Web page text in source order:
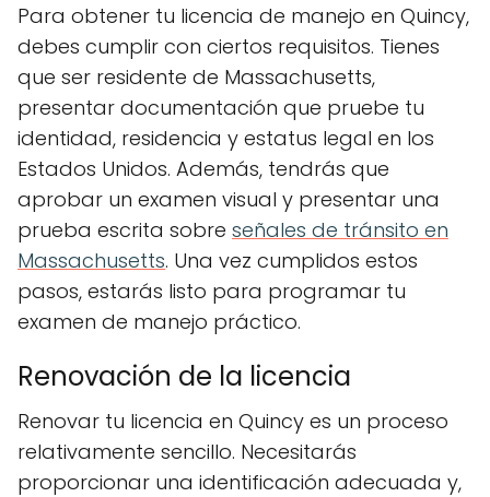
Para obtener tu licencia de manejo en Quincy,
debes cumplir con ciertos requisitos. Tienes
que ser residente de Massachusetts,
presentar documentación que pruebe tu
identidad, residencia y estatus legal en los
Estados Unidos. Además, tendrás que
aprobar un examen visual y presentar una
prueba escrita sobre señales de tránsito en
Massachusetts. Una vez cumplidos estos
pasos, estarás listo para programar tu
examen de manejo práctico.
Renovación de la licencia
Renovar tu licencia en Quincy es un proceso
relativamente sencillo. Necesitarás
proporcionar una identificación adecuada y,